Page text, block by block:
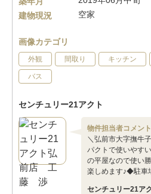
建物現況
空家
画像カテゴリ
外観 間取り キッチン
バス
センチュリー21アクト
物件担当者コメント
＼弘前市大字撫牛
パクトで使いやす
の平屋なので使い
楽しめます♪◆駐車
センチュリー21